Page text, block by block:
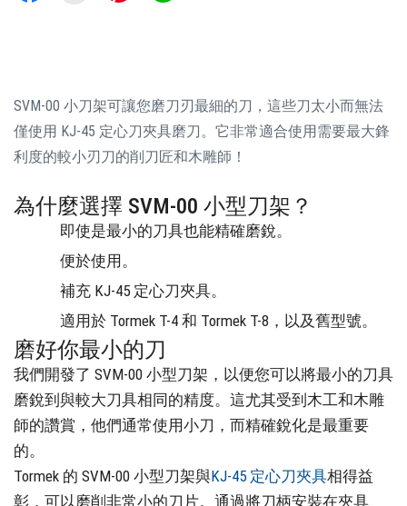
SVM-00 小刀架可讓您磨刀刃最細的刀，這些刀太小而無法
僅使用 KJ-45 定心刀夾具磨刀。它非常適合使用需要最大鋒
利度的較小刃刀的削刀匠和木雕師！
為什麼選擇 SVM-00 小型刀架？
即使是最小的刀具也能精確磨銳。
便於使用。
補充 KJ-45 定心刀夾具。
適用於 Tormek T-4 和 Tormek T-8，以及舊型號。
磨好你最小的刀
我們開發了 SVM-00 小型刀架，以便您可以將最小的刀具
磨銳到與較大刀具相同的精度。這尤其受到木工和木雕
師的讚賞，他們通常使用小刀，而精確銳化是最重要
的。
Tormek 的 SVM-00 小型刀架與KJ-45 定心刀夾具相得益
彰，可以磨削非常小的刀片。通過將刀柄安裝在夾具